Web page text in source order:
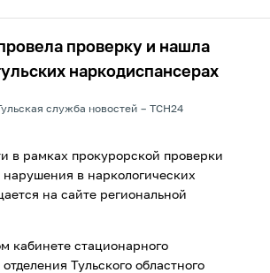
проверку и нашла
наркодиспансерах
служба новостей ТСН24
в рамках прокурорской проверки
в наркологических
на сайте региональной
кабинете стационарного
Тульского областного